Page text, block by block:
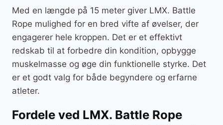
Med en længde på 15 meter giver LMX. Battle
Rope mulighed for en bred vifte af øvelser, der
engagerer hele kroppen. Det er et effektivt
redskab til at forbedre din kondition, opbygge
muskelmasse og øge din funktionelle styrke. Det
er et godt valg for både begyndere og erfarne
atleter.
Fordele ved LMX. Battle Rope